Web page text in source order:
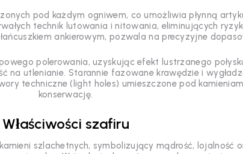
pod każdym ogniwem, co umożliwia płynną
technik lutowania i nitowania, eliminujących
ankierowym, pozwala na precyzyjne
polerowania, uzyskując efekt lustrzanego
na utlenianie. Starannie fazowane krawędzie i
techniczne (light holes) umieszczone pod
konserwację.
Właściwości szafiru
szlachetnych, symbolizujący mądrość, lojalność